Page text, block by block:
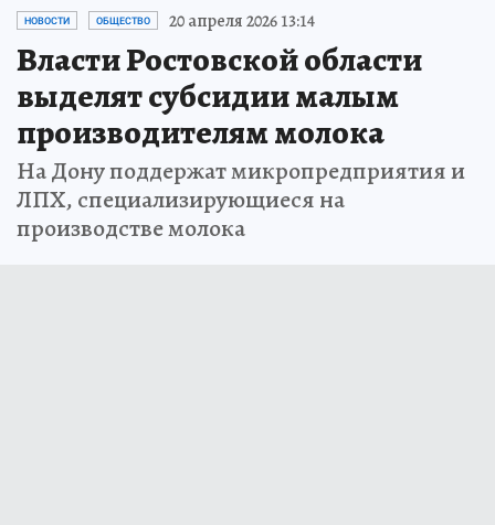
НОВОСТИ ОБЩЕСТВО 20 апреля 2026 13:14
Власти Ростовской области
выделят субсидии малым
производителям молока
На Дону поддержат микропредприятия и
ЛПХ, специализирующиеся на
производстве молока